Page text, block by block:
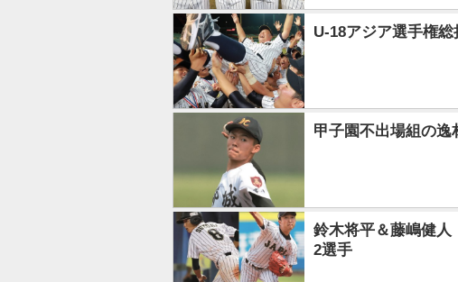
U-18アジア選手権
甲子園不出場組の逸
鈴木将平＆藤嶋健
2選手